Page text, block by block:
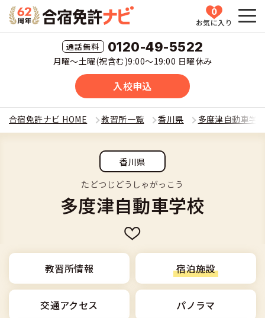
0
お気に入り
0120-49-5522
月曜〜土曜(祝含む)9:00〜19:00 日曜休み
入校申込
HOME
教習所一覧
運転免許の種類(車種)を選ぶ
普通二輪
大型二輪
準中型車
中型車
特集ページ一覧
格安シーズン料金
合宿免許とは
合宿免許とは
安心・お得・早い・充実の合宿免許
合宿免許選びのアドバイス
合宿免許の入校までの流れ
合宿免許に役立つ情報
合宿免許で最短合格するには
高校生は運転免許を取れる？
合宿免許ナビについて
会社情報・代表メッセージ
会社概要
お気に入りの教習所一覧
運転者適性診断
合宿免許ナビ HOME 教習所一覧 香川県 多度津自動車学
香川県
たどつじどうしゃがっこう
多度津自動車学校
教習所情報 宿泊施設
交通アクセス パノラマ